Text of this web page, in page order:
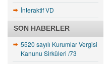
İnteraktif VD
SON HABERLER
5520 sayılı Kurumlar Vergisi
Kanunu Sirküleri /73